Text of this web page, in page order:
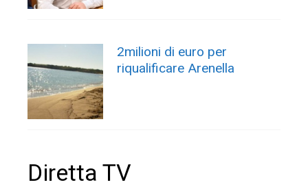
2milioni di euro per
riqualificare Arenella
Diretta TV